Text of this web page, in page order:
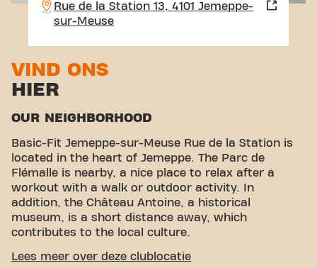
Rue de la Station 13, 4101 Jemeppe-
sur-Meuse
VIND ONS
HIER
OUR NEIGHBORHOOD
Basic-Fit Jemeppe-sur-Meuse Rue de la Station is
located in the heart of Jemeppe. The Parc de
Flémalle is nearby, a nice place to relax after a
workout with a walk or outdoor activity. In
addition, the Château Antoine, a historical
museum, is a short distance away, which
contributes to the local culture.
EASY ACCESSIBILITY
Lees meer over deze clublocatie